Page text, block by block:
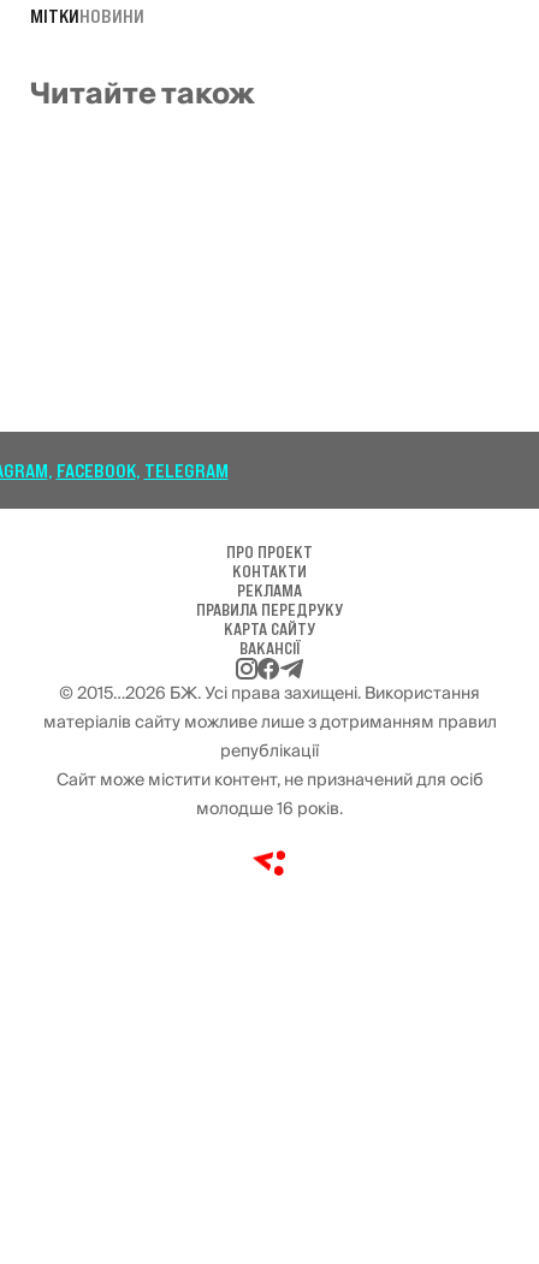
МІТКИНОВИНИ
Читайте також
ПРО ПРОЕКТ
КОНТАКТИ
РЕКЛАМА
ПРАВИЛА ПЕРЕДРУКУ
КАРТА САЙТУ
ВАКАНСІЇ
© 2015…2026 БЖ. Усі права захищені. Використання
матеріалів сайту можливе лише з дотриманням правил
републікації
Сайт може містити контент, не призначений для осіб
молодше 16 років.